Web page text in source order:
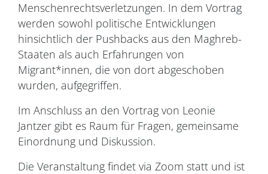
Menschenrechtsverletzungen. In dem Vortrag
werden sowohl politische Entwicklungen
hinsichtlich der Pushbacks aus den Maghreb-
Staaten als auch Erfahrungen von
Migrant*innen, die von dort abgeschoben
wurden, aufgegriffen.
Im Anschluss an den Vortrag von Leonie
Jantzer gibt es Raum für Fragen, gemeinsame
Einordnung und Diskussion.
Die Veranstaltung findet via Zoom statt und ist